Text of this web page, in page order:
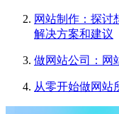
网站制作：探讨
解决方案和建议
做网站公司：网
从零开始做网站